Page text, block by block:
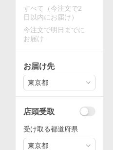
すべて（今注文で2
日以内にお届け）
今注文で明日までに
お届け
お届け先
東京都
店頭受取
受け取る都道府県
東京都